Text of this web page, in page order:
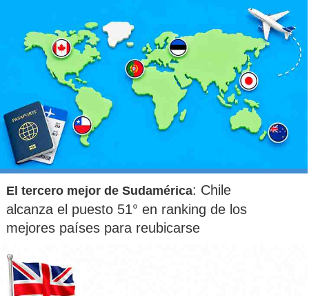
El tercero mejor de Sudamérica: Chile
alcanza el puesto 51° en ranking de los
mejores países para reubicarse